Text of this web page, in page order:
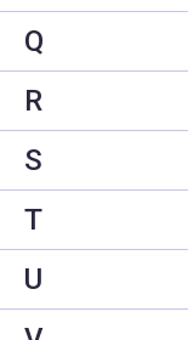
Q
R
S
T
U